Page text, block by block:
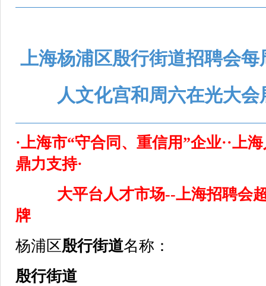
上海杨浦区殷行街道招聘会
人文化宫和周六在光大
·上海市“守合同、重信用”企业··上
鼎力支持·
大平台人才市场--上海招聘会
牌
杨浦区殷行街道名称：
殷行街道